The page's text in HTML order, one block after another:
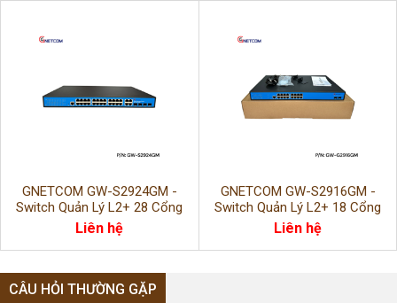
GNETCOM GW-S2924GM -
Switch Quản Lý L2+ 28 Cổng
Gigabit, Hiệu Suất Cao, Quản Trị
Linh Hoạt
Liên hệ
GNETCOM GW-S2916GM -
Switch Quản Lý L2+ 18 Cổng
Gigabit, Hiệu Suất Cao, Quản Trị
Linh Hoạt
Liên hệ
CÂU HỎI THƯỜNG GẶP